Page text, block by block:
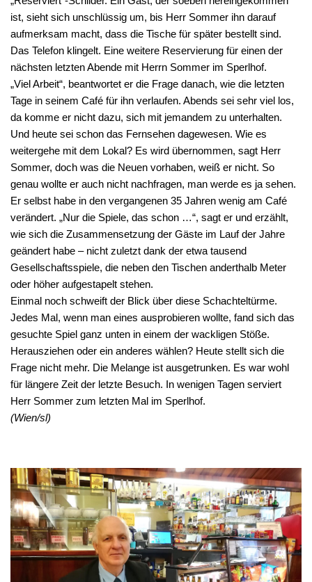
ist, sieht sich unschlüssig um, bis Herr Sommer ihn darauf
aufmerksam macht, dass die Tische für später bestellt sind.
Das Telefon klingelt. Eine weitere Reservierung für einen der
nächsten letzten Abende mit Herrn Sommer im Sperlhof.
„Viel Arbeit“, beantwortet er die Frage danach, wie die letzten
Tage in seinem Café für ihn verlaufen. Abends sei sehr viel los,
da komme er nicht dazu, sich mit jemandem zu unterhalten.
Und heute sei schon das Fernsehen dagewesen. Wie es
weitergehe mit dem Lokal? Es wird übernommen, sagt Herr
Sommer, doch was die Neuen vorhaben, weiß er nicht. So
genau wollte er auch nicht nachfragen, man werde es ja sehen.
Er selbst habe in den vergangenen 35 Jahren wenig am Café
verändert. „Nur die Spiele, das schon …“, sagt er und erzählt,
wie sich die Zusammensetzung der Gäste im Lauf der Jahre
geändert habe – nicht zuletzt dank der etwa tausend
Gesellschaftsspiele, die neben den Tischen anderthalb Meter
oder höher aufgestapelt stehen.
Einmal noch schweift der Blick über diese Schachteltürme.
Jedes Mal, wenn man eines ausprobieren wollte, fand sich das
gesuchte Spiel ganz unten in einem der wackligen Stöße.
Herausziehen oder ein anderes wählen? Heute stellt sich die
Frage nicht mehr. Die Melange ist ausgetrunken. Es war wohl
für längere Zeit der letzte Besuch. In wenigen Tagen serviert
Herr Sommer zum letzten Mal im Sperlhof.
(Wien/sl)